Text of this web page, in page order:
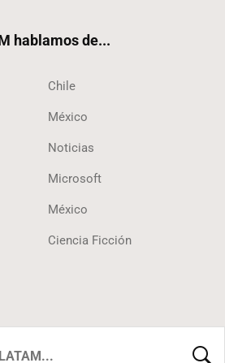
hablamos de...
Chile
México
Noticias
Microsoft
México
Ciencia Ficción